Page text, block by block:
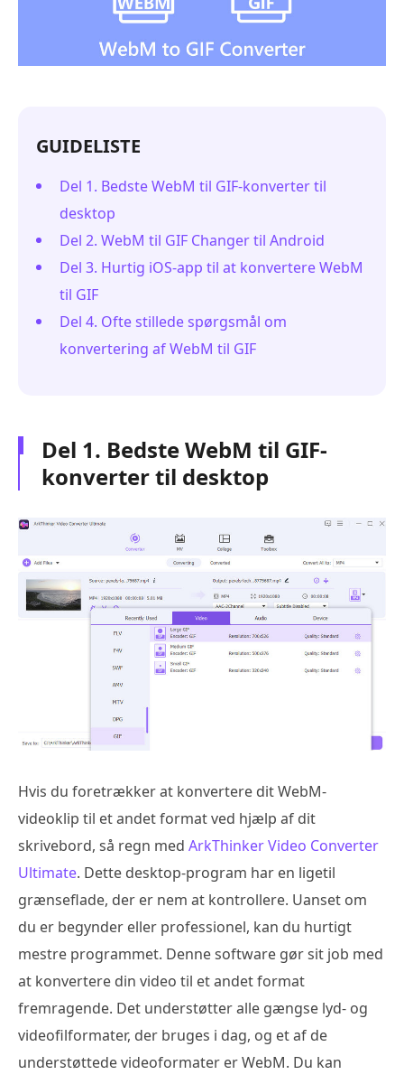
GUIDELISTE
Del 1. Bedste WebM til GIF-konverter til
desktop
Del 2. WebM til GIF Changer til Android
Del 3. Hurtig iOS-app til at konvertere WebM
til GIF
Del 4. Ofte stillede spørgsmål om
konvertering af WebM til GIF
Del 1. Bedste WebM til GIF-
konverter til desktop
Hvis du foretrækker at konvertere dit WebM-
videoklip til et andet format ved hjælp af dit
skrivebord, så regn med ArkThinker Video Converter
Ultimate. Dette desktop-program har en ligetil
grænseflade, der er nem at kontrollere. Uanset om
du er begynder eller professionel, kan du hurtigt
mestre programmet. Denne software gør sit job med
at konvertere din video til et andet format
fremragende. Det understøtter alle gængse lyd- og
videofilformater, der bruges i dag, og et af de
understøttede videoformater er WebM. Du kan